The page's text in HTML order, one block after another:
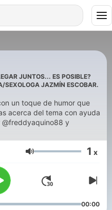
JUNTOS... ES POSIBLE?
SEXOLOGA JAZMÍN ESCOBAR.
un toque de humor que
acerca del tema con ayuda
Volumen 1 x
00:00